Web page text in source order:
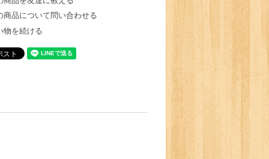
商品について問い合わせる
物を続ける